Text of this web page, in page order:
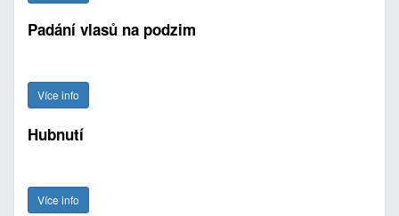
Padání vlasů na podzim
Více info
Hubnutí
Více info